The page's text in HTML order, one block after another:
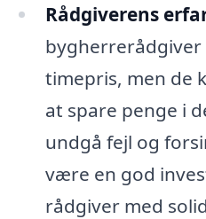
Rådgiverens
timepris, men de
at spare penge i
undgå fejl og
være en god
rådgiver med